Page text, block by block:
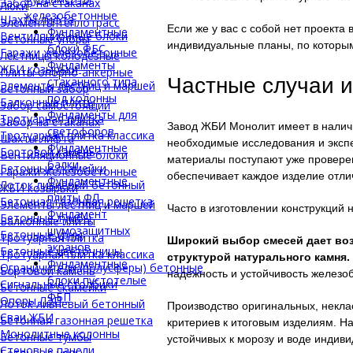
Шахты лифта
Вентиляционные блоки
Гаражи железобетонные
ЖБИ козырьки
Элементы лестниц и маршей
Балконные плиты
Тротуарная плитка
Тротуарная плитка классика
Бортовой камень
Бетонные скамейки
Лоток ливневый бетонный
Бетонная газонная решетка
Бетонные тумбы
Бетонные урны
Бетонные цветочницы
Ограничители (полусферы) бетонные
Сигнальные столбики
Опоры ЛЭП
Сваи ЖБИ
Монолитные колонны
Люки
Элементы теплотрасс
Бетонные упоры
Лестницы колодезные
Плиты опорно-анкерные
Бетонный забор
Забор самостоящий
Забор на стаканах
Шахты лифта
Вентиляционные блоки
Гаражи железобетонные
ЖБИ козырьки
Элементы лестниц и маршей
Балконные плиты
Тротуарная плитка
Тротуарная плитка классика
Бортовой камень
Бетонные скамейки
Лоток ливневый бетонный
Бетонная газонная решетка
Бетонные тумбы
железобетонные
Фундаментные
блоки ФБС
Фундаменты
стаканного типа
под колонны
Фундаменты для
светофоров
Фундаментные
балки
Фундаментные
плиты ФЛ
Фундамент
шумозащитных
экранов
Фундаментные
блоки пустотелые
ФБП
Если же у вас с собой нет проекта
индивидуальные планы, по
Частные случаи
Завод ЖБИ Монолит имеет в
необходимые исследования и
материалы поступают уже
обеспечивает каждое изделие
Часто в изготовлении
Широкий выбор смесей дает
структурой натурального камня.
надежность и устойчивость
Производство оригинальных,
критериев к итоговым изделиям.
устойчивых к морозу и воде